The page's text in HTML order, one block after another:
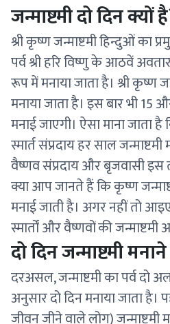
जन्माष्टमी दो दिन क्यों
श्री कृष्ण जन्माष्टमी हिन्दुओं का
पर्व श्री हरि विष्णु के आठवें
रूप में मनाया जाता है। श्री कृष्ण
मनाया जाता है। इस बार भी 15
मनाई जाएगी। ऐसा माना जाता
स्मार्त संप्रदाय हर साल
वैष्णव संप्रदाय और बृजवासी इस
क्या आप जानते हैं कि कृष्ण
मनाई जाती है। अगर नहीं तो
स्मार्तों और वैष्णवों की
दो दिन जन्माष्टमी
दरअसल, जन्माष्टमी का पर्व
अनुसार दो दिन मनाया जाता है।
जीवन जीने वाले लोग)